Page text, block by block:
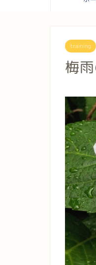
training
梅